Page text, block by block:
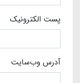
پست الکترونیک
آدرس وب‌سایت